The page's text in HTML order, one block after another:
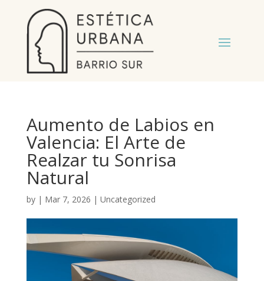
Aumento de Labios en
Valencia: El Arte de
Realzar tu Sonrisa
Natural
by | Mar 7, 2026 | Uncategorized